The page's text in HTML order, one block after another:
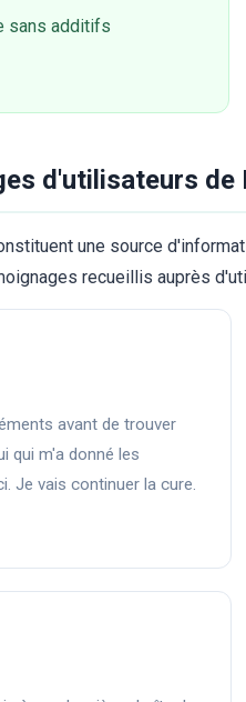
sans additifs
d'utilisateurs de
une source
recueillis auprès
avant de trouver
qui m'a donné les
Je vais continuer la cure.